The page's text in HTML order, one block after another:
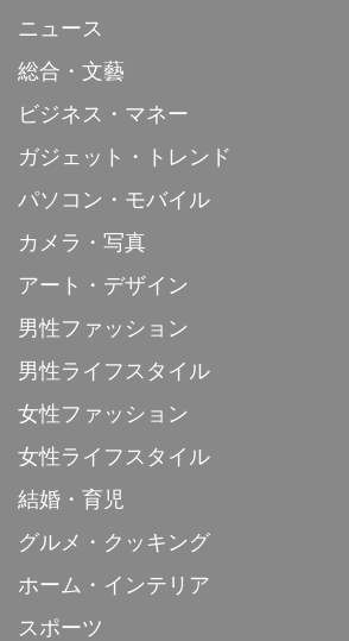
ニュース
総合・文藝
ビジネス・マネー
ガジェット・トレンド
パソコン・モバイル
カメラ・写真
アート・デザイン
男性ファッション
男性ライフスタイル
女性ファッション
女性ライフスタイル
結婚・育児
グルメ・クッキング
ホーム・インテリア
スポーツ